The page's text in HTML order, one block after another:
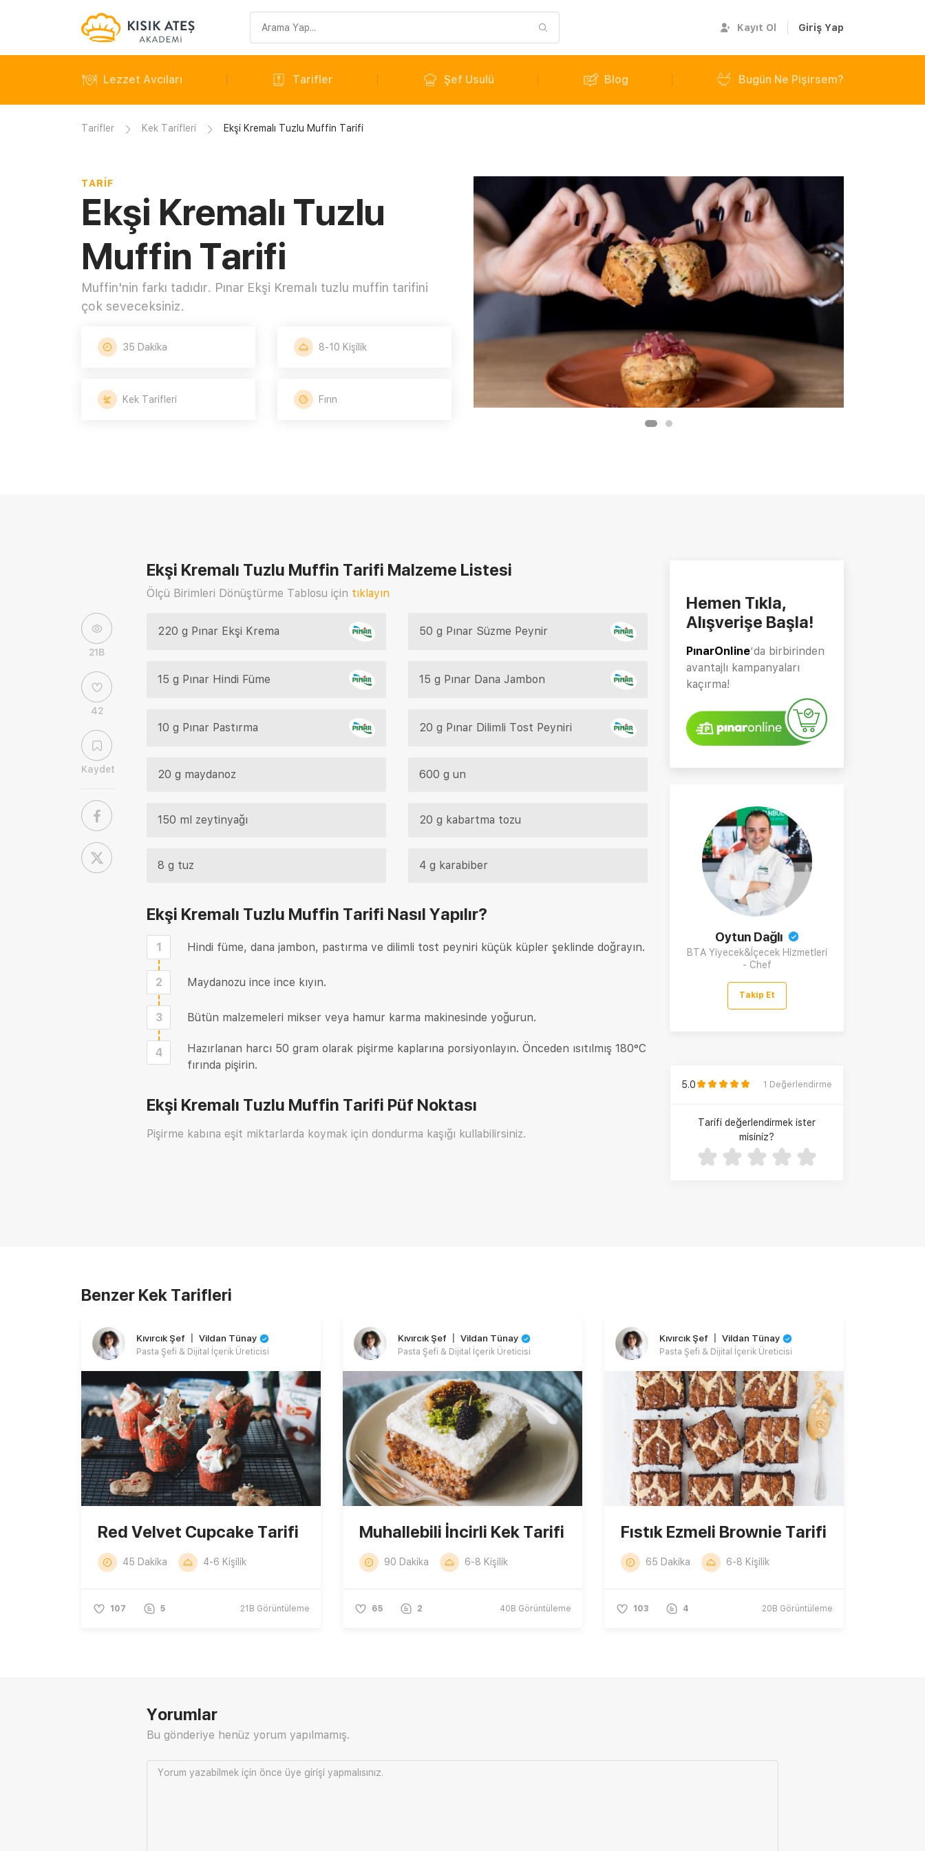
sorgusu
Kayıt Ol Giriş Yap
Lezzet Avcıları Tarifler Şef Usulü Blog Bugün Ne Pişirsem?
Tarifler Kek Tarifleri Ekşi Kremalı Tuzlu Muffin Tarifi
TARIF
Ekşi Kremalı Tuzlu
Muffin Tarifi
Muffin'nin farkı tadıdır. Pınar Ekşi Kremalı tuzlu muffin tarifini
çok seveceksiniz.
35 Dakika 8-10 Kişilik
Kek Tarifleri Fırın
21B
42
Kaydet
Ekşi Kremalı Tuzlu Muffin Tarifi Malzeme Listesi
Ölçü Birimleri Dönüştürme Tablosu için tıklayın
220 g Pınar Ekşi Krema 50 g Pınar Süzme Peynir
15 g Pınar Hindi Füme 15 g Pınar Dana Jambon
10 g Pınar Pastırma 20 g Pınar Dilimli Tost Peyniri
20 g maydanoz 600 g un
150 ml zeytinyağı 20 g kabartma tozu
8 g tuz 4 g karabiber
Ekşi Kremalı Tuzlu Muffin Tarifi Nasıl Yapılır?
1 Hindi füme, dana jambon, pastırma ve dilimli tost peyniri küçük küpler şeklinde doğrayın.
2 Maydanozu ince ince kıyın.
3 Bütün malzemeleri mikser veya hamur karma makinesinde yoğurun.
4
Hazırlanan harcı 50 gram olarak pişirme kaplarına porsiyonlayın. Önceden ısıtılmış 180°C
fırında pişirin.
Ekşi Kremalı Tuzlu Muffin Tarifi Püf Noktası
Pişirme kabına eşit miktarlarda koymak için dondurma kaşığı kullabilirsiniz.
Hemen Tıkla,
Alışverişe Başla!
PınarOnline’da birbirinden
avantajlı kampanyaları
kaçırma!
Oytun Dağlı
BTA Yiyecek&İçecek Hizmetleri
- Chef
Takip Et
5.0 1 Değerlendirme
Tarifi değerlendirmek ister
misiniz?
Benzer Kek Tarifleri
Kıvırcık Şef 〡 Vildan Tünay
Pasta Şefi & Dijital İçerik Üreticisi
Red Velvet Cupcake Tarifi
45 Dakika 4-6 Kişilik
107 5 21B Görüntüleme
Kıvırcık Şef 〡 Vildan Tünay
Pasta Şefi & Dijital İçerik Üreticisi
Muhallebili İncirli Kek Tarifi
90 Dakika 6-8 Kişilik
65 2 40B Görüntüleme
Kıvırcık Şef 〡 Vildan Tünay
Pasta Şefi & Dijital İçerik Üreticisi
Fıstık Ezmeli Brownie Tarifi
65 Dakika 6-8 Kişilik
103 4 20B Görüntüleme
Yorumlar
Bu gönderiye henüz yorum yapılmamış.
Yorum yazabilmek için önce üye girişi yapmalısınız.